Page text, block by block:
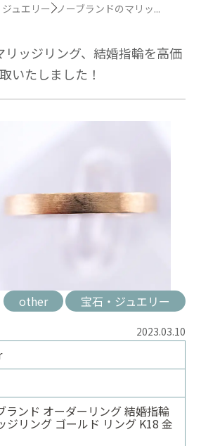
ュエリー ノーブランドのマリッ...
リッジリング、結婚指輪を高価
いたしました！
other 宝石・ジュエリー
2023.03.10
ランド オーダーリング 結婚指輪
ジリング ゴールド リング K18 金